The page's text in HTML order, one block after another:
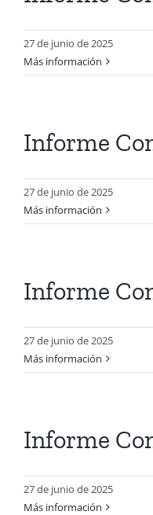
27 de junio de 2025
Más información
Informe
27 de junio de 2025
Más información
Informe
27 de junio de 2025
Más información
Informe
27 de junio de 2025
Más información